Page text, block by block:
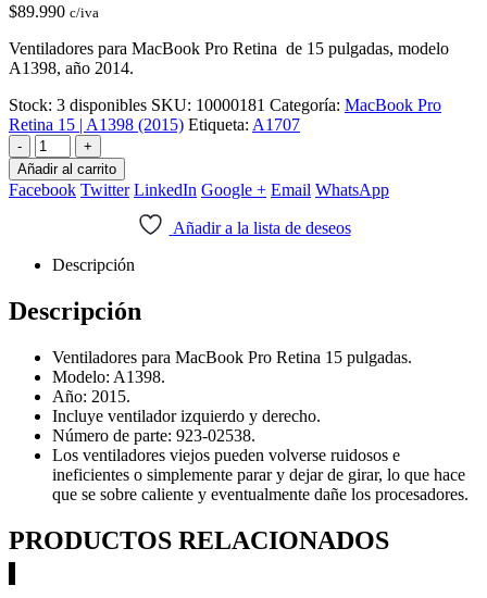
$89.990 c/iva
Ventiladores para MacBook Pro Retina de 15 pulgadas, modelo
A1398, año 2014.
Stock: 3 disponibles SKU: 10000181 Categoría: MacBook Pro
Retina 15 | A1398 (2015) Etiqueta: A1707
-
+
Añadir al carrito
Facebook Twitter LinkedIn Google + Email WhatsApp
Añadir a la lista de deseos
Descripción
Descripción
Ventiladores para MacBook Pro Retina 15 pulgadas.
Modelo: A1398.
Año: 2015.
Incluye ventilador izquierdo y derecho.
Número de parte: 923-02538.
Los ventiladores viejos pueden volverse ruidosos e
ineficientes o simplemente parar y dejar de girar, lo que hace
que se sobre caliente y eventualmente dañe los procesadores.
PRODUCTOS RELACIONADOS